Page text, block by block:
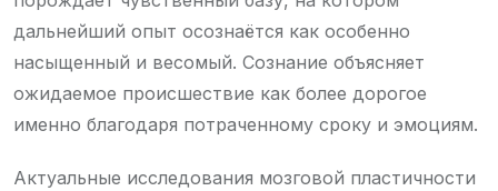
дальнейший опыт осознаётся как особенно
насыщенный и весомый. Сознание объясняет
ожидаемое происшествие как более дорогое
именно благодаря потраченному сроку и эмоциям.
Актуальные исследования мозговой пластичности